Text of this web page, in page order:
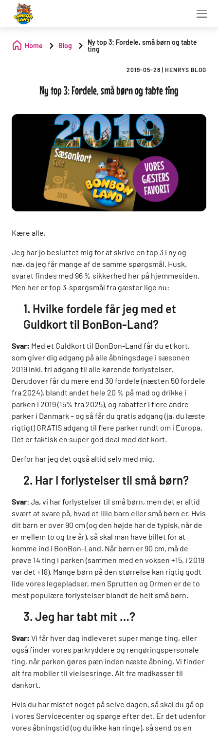
Home Blog
Ny top 3: Fordele, små børn og tabte
ting
2019-05-28 HENRYS BLOG
Ny top 3: Fordele, små børn og tabte ting
Kære alle,
Jeg har jo besluttet mig for at skrive en top 3 i ny og
næ, da jeg får mange af de samme spørgsmål. Husk,
svaret findes med 96 % sikkerhed her på hjemmesiden.
Men her er top 3-spørgsmål fra gæster lige nu:
1. Hvilke fordele får jeg med et
Guldkort til BonBon-Land?
Svar: Med et Guldkort til BonBon-Land får du et kort,
som giver dig adgang på alle åbningsdage i sæsonen
2019 inkl. fri adgang til alle kørende forlystelser.
Derudover får du mere end 30 fordele (næsten 50 fordele
fra 2024), blandt andet hele 20 % på mad og drikke i
parken i 2019 (15% fra 2025), og rabatter i flere andre
parker i Danmark – og så får du gratis adgang (ja, du læste
rigtigt) GRATIS adgang til flere parker rundt om i Europa.
Det er faktisk en super god deal med det kort.
Derfor har jeg det også altid selv med mig.
2. Har I forlystelser til små børn?
Svar: Ja, vi har forlystelser til små børn, men det er altid
svært at svare på, hvad et lille barn eller små børn er. Hvis
dit barn er over 90 cm (og den højde har de typisk, når de
er mellem to og tre år), så skal man have billet for at
komme ind i BonBon-Land. Når børn er 90 cm, må de
prøve 14 ting i parken (sammen med en voksen +15, i 2019
var det +18). Mange børn på den størrelse kan rigtig godt
lide vores legepladser, men Sprutten og Ormen er de to
mest populære forlystelser blandt de helt små børn.
3. Jeg har tabt mit …?
Svar: Vi får hver dag indleveret super mange ting, eller
også finder vores parkryddere og rengøringspersonale
ting, når parken gøres pæn inden næste åbning. Vi finder
alt fra mobiler til vielsesringe. Alt fra madkasser til
dankort.
Hvis du har mistet noget på selve dagen, så skal du gå op
i vores Servicecenter og spørge efter det. Er det udenfor
vores åbningstid (og du ikke kan ringe), så send os en